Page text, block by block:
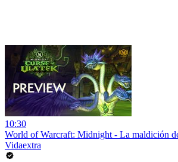
10:30
World of Warcraft: Midnight - La maldición
Vidaextra